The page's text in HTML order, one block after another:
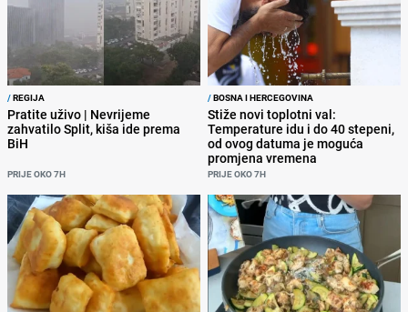
/REGIJA
Pratite uživo | Nevrijeme
zahvatilo Split, kiša ide prema
BiH
PRIJE OKO 7H
/BOSNA I HERCEGOVINA
Stiže novi toplotni val:
Temperature idu i do 40 stepeni,
od ovog datuma je moguća
promjena vremena
PRIJE OKO 7H